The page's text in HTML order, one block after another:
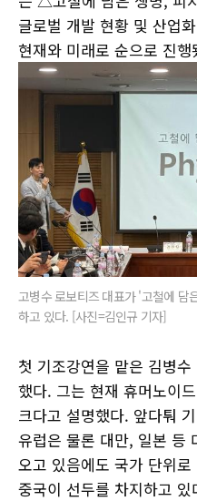
글로벌 개발 현황 및 산업
현재와 미래로 순으로 진행
고병수 로보티즈 대표가 '고철에 담
하고 있다. [사진=김인규 기자]
첫 기조강연을 맡은 김병
했다. 그는 현재 휴머노이
크다고 설명했다. 앞다퉈
유럽은 물론 대만, 일본 등
오고 있음에도 국가 단위
중국이 선두를 차지하고 있